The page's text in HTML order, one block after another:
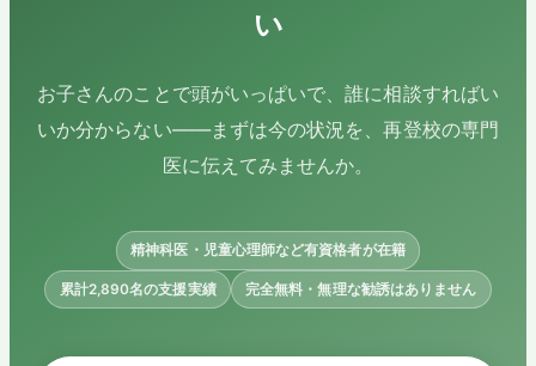
い
お子さんのことで頭がいっぱいで、誰に相談すればい
いか分からない——まずは今の状況を、再登校の専門
医に伝えてみませんか。
精神科医・児童心理師など有資格者が在籍
累計2,890名の支援実績 完全無料・無理な勧誘はありません